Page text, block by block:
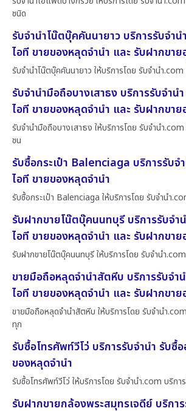
ชนิด
รับจำนำโน๊ตบุ๊คคันนายาว บริการรับจำ
ไอที ขายของหลุดจำนำ และ รับฝากขา
รับจำนำโน๊ตบุ๊คคันนายาว ให้บริการโดย รับจํานํา
รับจำนำมือถือบางเสาธง บริการรับจำ
ไอที ขายของหลุดจำนำ และ รับฝากขา
รับจำนำมือถือบางเสาธง ให้บริการโดย รับจํานํา
ชน
รับซื้อกระเป๋า Balenciaga บริการรับ
ไอที ขายของหลุดจำนำ
รับซื้อกระเป๋า Balenciaga ให้บริการโดย รับจํานํา
รับฝากขายโน๊ตบุ๊คนนทบุรี บริการรับจ
ไอที ขายของหลุดจำนำ และ รับฝากขา
รับฝากขายโน๊ตบุ๊คนนทบุรี ให้บริการโดย รับจํานํา
ขายมือถือหลุดจำนำสัตหีบ บริการรับจ
ไอที ขายของหลุดจำนำ และ รับฝากขา
ขายมือถือหลุดจำนำสัตหีบ ให้บริการโดย รับจํานํา
ทุก
รับซื้อโทรศัพท์วีโว่ บริการรับจำนำ รับซื้
ของหลุดจำนำ
รับซื้อโทรศัพท์วีโว่ ให้บริการโดย รับจํานํา.com บริกา
รับฝากขายกล้องพระสมุทรเจดีย์ บริกา